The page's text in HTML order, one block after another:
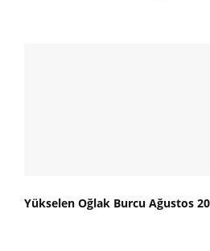
Yükselen Oğlak Burcu Ağustos